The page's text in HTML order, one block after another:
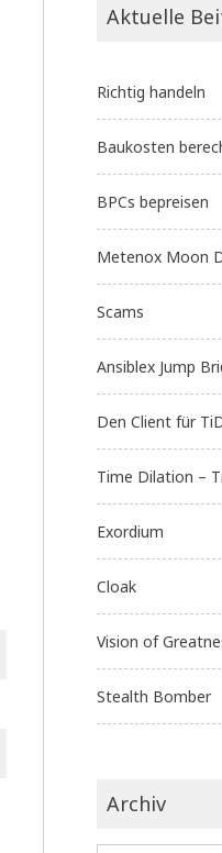
Aktuelle
Richtig handeln
Baukosten
BPCs bepreisen
Metenox Moon
Scams
Ansiblex Jump
Den Client für
Time Dilation –
Exordium
Cloak
Vision of
Stealth Bomber
Archiv